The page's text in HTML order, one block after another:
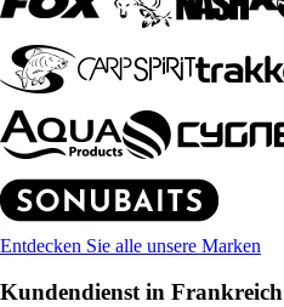
Entdecken Sie alle unsere Marken
Kundendienst in Frankreich